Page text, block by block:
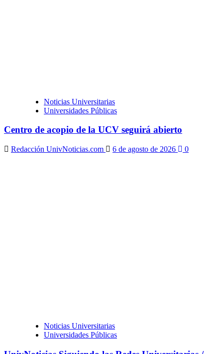
Noticias Universitarias
Universidades Públicas
Centro de acopio de la UCV seguirá abierto
Redacción UnivNoticias.com 6 de agosto de 2026 0
Noticias Universitarias
Universidades Públicas